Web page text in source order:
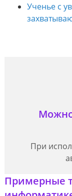
Ученье с
При
Примерные